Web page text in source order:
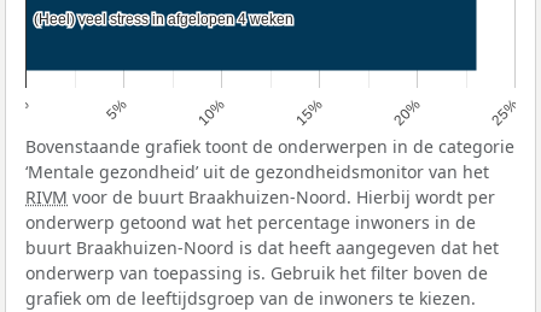
0% 5% 10% 15% 20% 25%
(Heel) veel stress in afgelopen 4 weken
(Heel) veel stress in afgelopen 4 weken
Bovenstaande grafiek toont de onderwerpen in de categorie
‘Mentale gezondheid’ uit de gezondheidsmonitor van het
RIVM voor de buurt Braakhuizen-Noord. Hierbij wordt per
onderwerp getoond wat het percentage inwoners in de
buurt Braakhuizen-Noord is dat heeft aangegeven dat het
onderwerp van toepassing is. Gebruik het filter boven de
grafiek om de leeftijdsgroep van de inwoners te kiezen.